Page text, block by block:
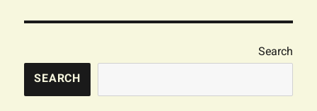
Search
SEARCH